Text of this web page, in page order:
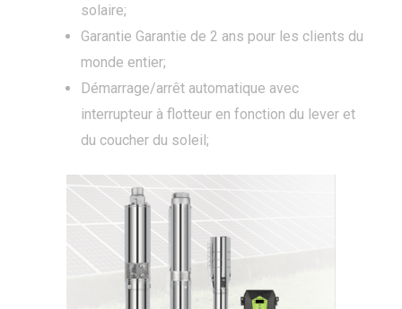
solaire;
Garantie Garantie de 2 ans pour les clients du
monde entier;
Démarrage/arrêt automatique avec
interrupteur à flotteur en fonction du lever et
du coucher du soleil;